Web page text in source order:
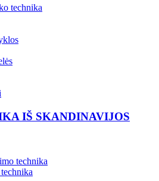
technika
IŠ SKANDINAVIJOS
technika